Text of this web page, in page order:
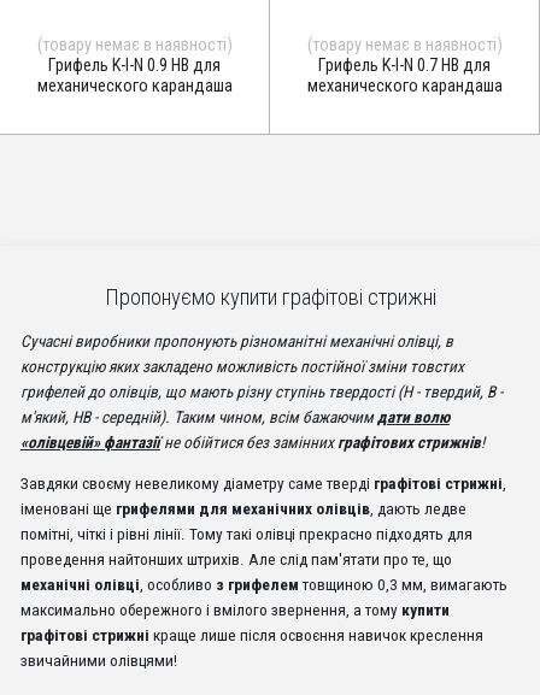
(товару немає в наявності)
Грифель K-I-N 0.9 HB для
механического карандаша
(товару немає в наявності)
Грифель K-I-N 0.7 HB для
механического карандаша
Пропонуємо купити графітові стрижні
Сучасні виробники пропонують різноманітні механічні олівці, в
конструкцію яких закладено можливість постійної зміни товстих
грифелей до олівців, що мають різну ступінь твердості (Н - твердий, В -
м'який, HB - середній). Таким чином, всім бажаючимдати волю
«олівцевій» фантазіїне обійтися без замінних графітових стрижнів!
Завдяки своєму невеликому діаметру саме тверді графітові стрижні,
іменовані ще грифелями для механічних олівців, дають ледве
помітні, чіткі і рівні лінії. Тому такі олівці прекрасно підходять для
проведення найтонших штрихів. Але слід пам'ятати про те, що
механічні олівці, особливо з грифелем товщиною 0,3 мм, вимагають
максимально обережного і вмілого звернення, а тому купити
графітові стрижні краще лише після освоєння навичок креслення
звичайними олівцями!